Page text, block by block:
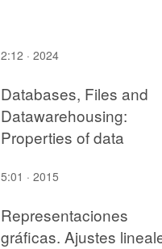
2:12 · 2024
Databases, Files and
Datawarehousing:
Properties of data
5:01 · 2015
Representaciones
gráficas. Ajustes